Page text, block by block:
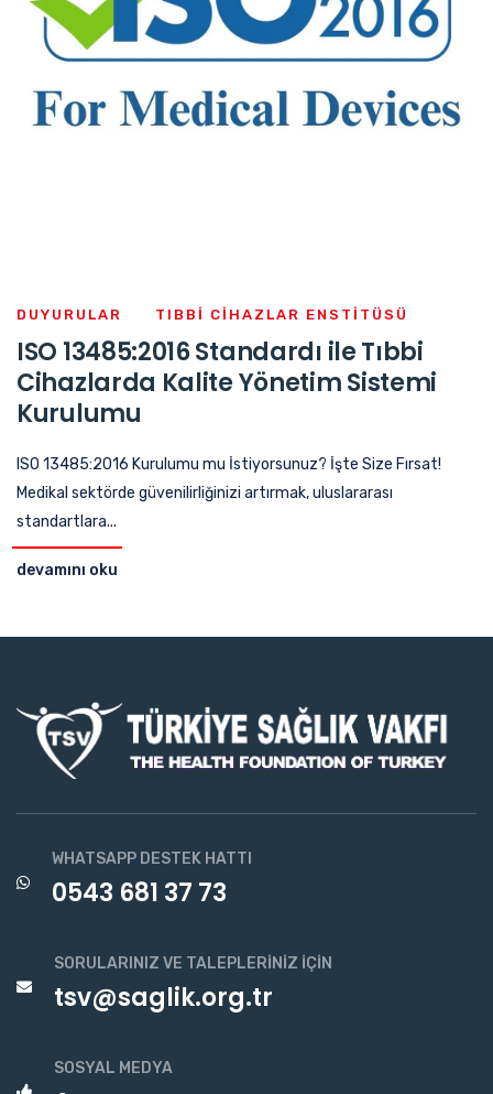
DUYURULAR TIBBI CIHAZLAR ENSTITÜSÜ
ISO 13485:2016 Standardı ile Tıbbi
Cihazlarda Kalite Yönetim Sistemi
Kurulumu
ISO 13485:2016 Kurulumu mu İstiyorsunuz? İşte Size Fırsat!
Medikal sektörde güvenilirliğinizi artırmak, uluslararası
standartlara...
devamını oku
WHATSAPP DESTEK HATTI
0543 681 37 73
SORULARINIZ VE TALEPLERINIZ İÇIN
tsv@saglik.org.tr
SOSYAL MEDYA